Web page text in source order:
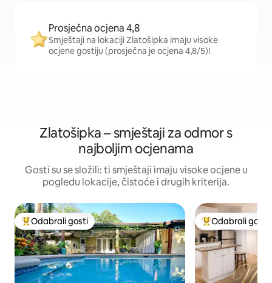
Prosječna ocjena 4,8
Smještaji na lokaciji Zlatošipka imaju visoke
ocjene gostiju (prosječna je ocjena 4,8/5)!
Zlatošipka – smještaji za odmor s
najboljim ocjenama
Gosti su se složili: ti smještaji imaju visoke ocjene u
pogledu lokacije, čistoće i drugih kriterija.
Među najviše rangiranima s oznakom „Odabrali gosti”
Odabrali gosti Među najviše
Odabrali gosti